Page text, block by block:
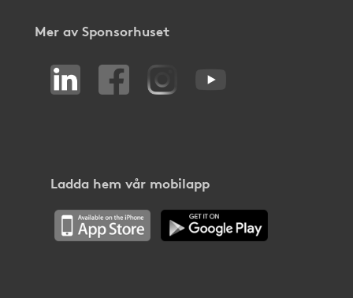
Mer av Sponsorhuset
Ladda hem vår mobilapp